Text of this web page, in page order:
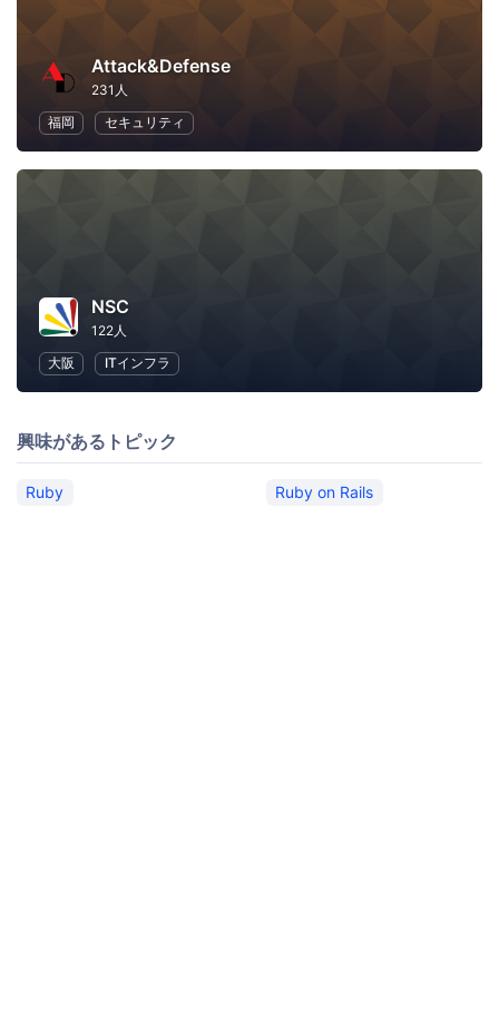
Attack&Defense
231人
福岡
セキュリティ
NSC
122人
大阪
ITインフラ
興味があるトピック
Ruby Ruby on Rails